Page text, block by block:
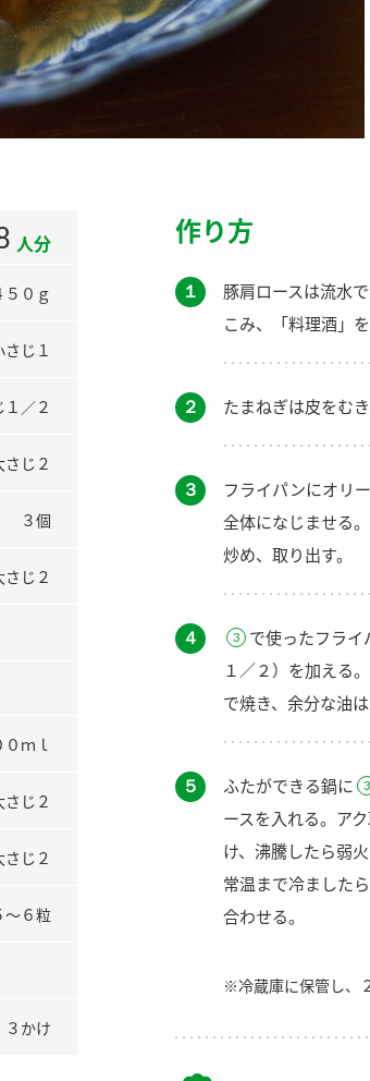
人分
５０ｇ
さじ１
１／２
さじ２
３個
さじ２
０ｍｌ
さじ２
さじ２
～６粒
３かけ
作り方
１
豚肩ロースは流水
こみ、「料理酒」を
２ たまねぎは皮をむ
３
フライパンにオリ
全体になじませる
炒め、取り出す。
４
で使ったフライ
１／２）を加える
で焼き、余分な油は
５ ふたができる鍋に
ースを入れる。ア
け、沸騰したら弱
常温まで冷ました
合わせる。
※冷蔵庫に保管し、